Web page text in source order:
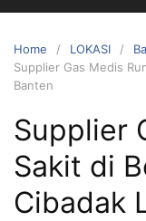
Home LOKASI
Supplier Gas Medis
Banten
Supplier
Sakit di
Cibadak